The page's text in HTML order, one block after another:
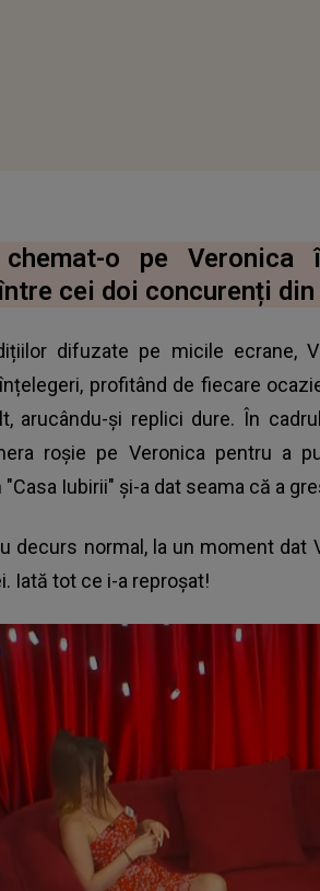
o pe Veronica
cei doi concurenți din
difuzate pe micile ecrane,
profitând de fiecare
arucându-și replici dure. În
roșie pe Veronica pentru a
Iubirii" și-a dat seama că a
decurs normal, la un moment
Iată tot ce i-a reproşat!